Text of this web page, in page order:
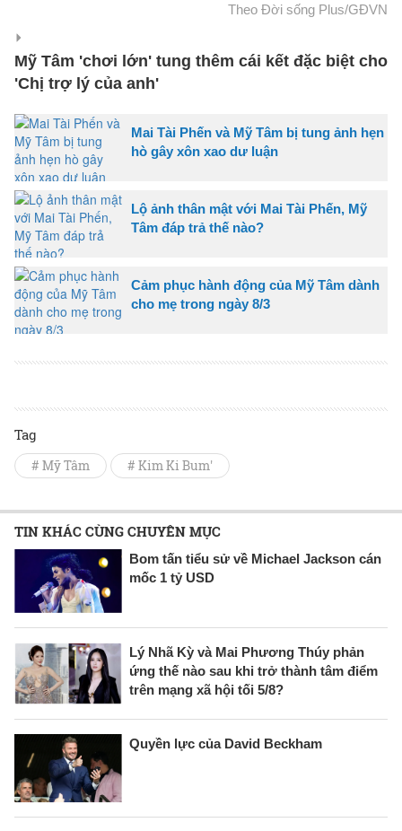
Theo Đời sống Plus/GĐVN
Mỹ Tâm 'chơi lớn' tung thêm cái kết đặc biệt cho
'Chị trợ lý của anh'
Mai Tài Phến và Mỹ Tâm bị tung ảnh hẹn
hò gây xôn xao dư luận
Lộ ảnh thân mật với Mai Tài Phến, Mỹ
Tâm đáp trả thế nào?
Cảm phục hành động của Mỹ Tâm dành
cho mẹ trong ngày 8/3
Tag
# Mỹ Tâm # Kim Ki Bum'
TIN KHÁC CÙNG CHUYÊN MỤC
Bom tấn tiểu sử về Michael Jackson cán
mốc 1 tỷ USD
Lý Nhã Kỳ và Mai Phương Thúy phản
ứng thế nào sau khi trở thành tâm điểm
trên mạng xã hội tối 5/8?
Quyền lực của David Beckham